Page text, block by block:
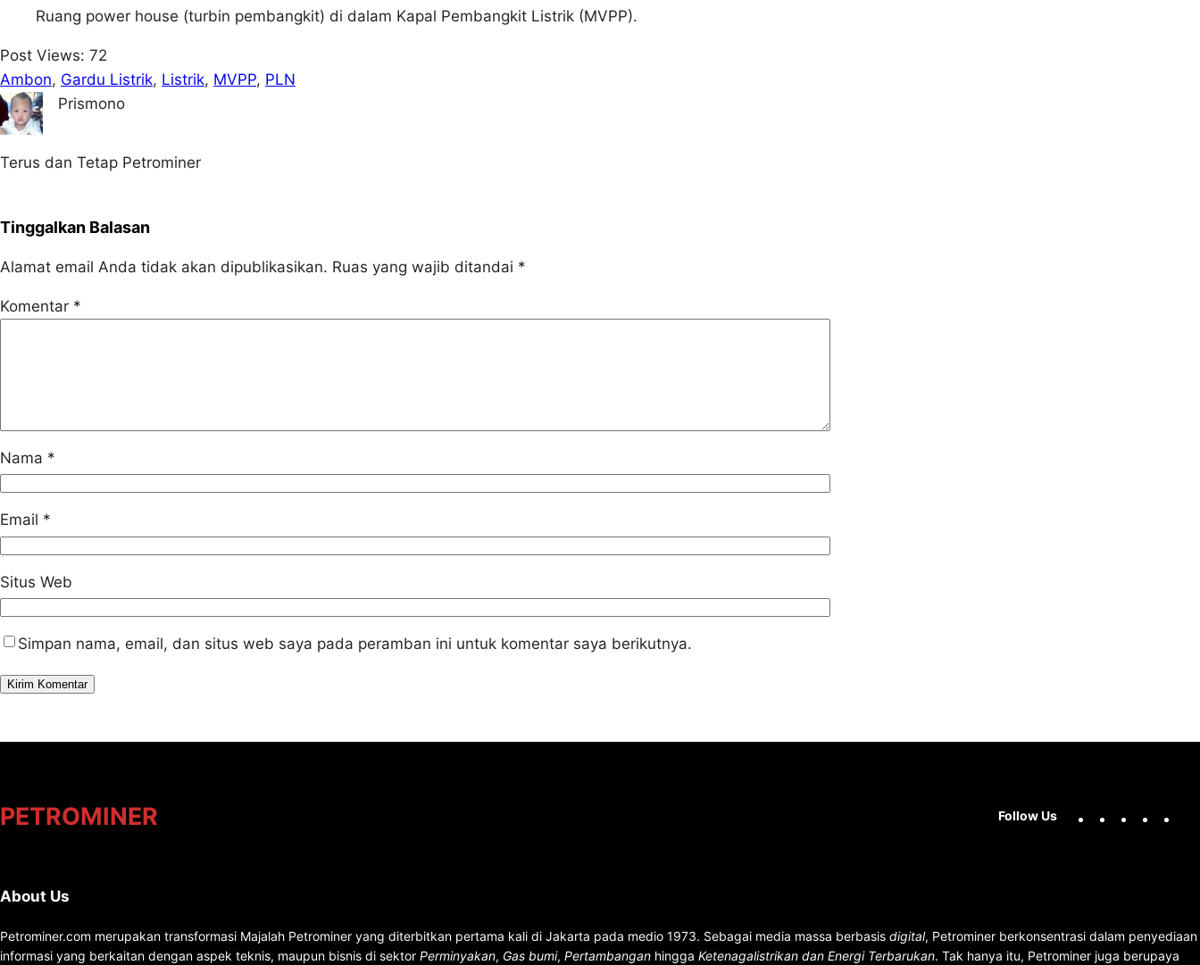
Ruang power house (turbin pembangkit) di dalam Kapal Pembangkit Listrik (MVPP).
Post Views: 72
Ambon, Gardu Listrik, Listrik, MVPP, PLN
Prismono
Terus dan Tetap Petrominer
Tinggalkan Balasan
Alamat email Anda tidak akan dipublikasikan. Ruas yang wajib ditandai *
Komentar *
Nama *
Email *
Situs Web
Simpan nama, email, dan situs web saya pada peramban ini untuk komentar saya berikutnya.
PETROMINER Follow Us
About Us
Petrominer.com merupakan transformasi Majalah Petrominer yang diterbitkan pertama kali di Jakarta pada medio 1973. Sebagai media massa berbasis digital, Petrominer berkonsentrasi dalam penyediaan
informasi yang berkaitan dengan aspek teknis, maupun bisnis di sektor Perminyakan, Gas bumi, Pertambangan hingga Ketenagalistrikan dan Energi Terbarukan. Tak hanya itu, Petrominer juga berupaya